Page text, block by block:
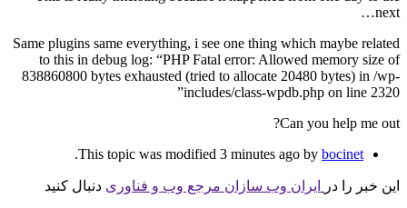
next…
Same plugins same everything, i see one thing which maybe related
to this in debug log: “PHP Fatal error: Allowed memory size of
838860800 bytes exhausted (tried to allocate 20480 bytes) in /wp-
includes/class-wpdb.php on line 2320”
Can you help me out?
This topic was modified 3 minutes ago by bocinet
.
این خبر را در ایران وب سازان مرجع وب و فناوری دنبال کنید